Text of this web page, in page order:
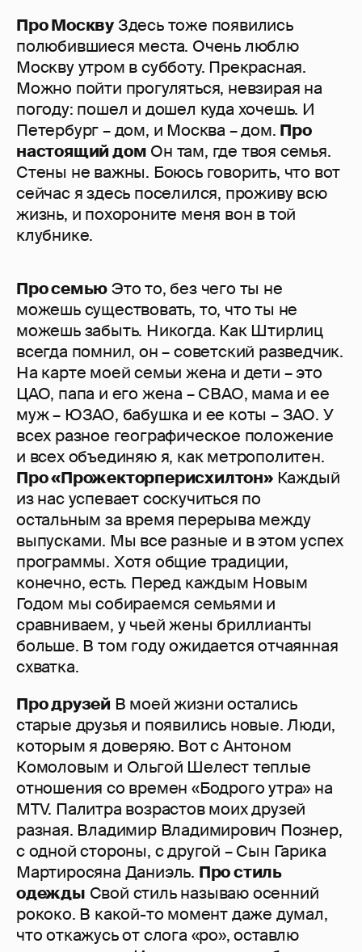
Про Москву Здесь тоже появились
полюбившиеся места. Очень люблю
Москву утром в субботу. Прекрасная.
Можно пойти прогуляться, невзирая на
погоду: пошел и дошел куда хочешь. И
Петербург – дом, и Москва – дом. Про
настоящий дом Он там, где твоя семья.
Стены не важны. Боюсь говорить, что вот
сейчас я здесь поселился, проживу всю
жизнь, и похороните меня вон в той
клубнике.
Про семьюЭто то, без чего ты не
можешь существовать, то, что ты не
можешь забыть. Никогда. Как Штирлиц
всегда помнил, он – советский разведчик.
На карте моей семьи жена и дети – это
ЦАО, папа и его жена – СВАО, мама и ее
муж – ЮЗАО, бабушка и ее коты – ЗАО. У
всех разное географическое положение
и всех объединяю я, как метрополитен.
Про «Прожекторперисхилтон»Каждый
из нас успевает соскучиться по
остальным за время перерыва между
выпусками. Мы все разные и в этом успех
программы. Хотя общие традиции,
конечно, есть. Перед каждым Новым
Годом мы собираемся семьями и
сравниваем, у чьей жены бриллианты
больше. В том году ожидается отчаянная
схватка.
Про друзей В моей жизни остались
старые друзья и появились новые. Люди,
которым я доверяю. Вот с Антоном
Комоловым и Ольгой Шелест теплые
отношения со времен «Бодрого утра» на
MTV. Палитра возрастов моих друзей
разная. Владимир Владимирович Познер,
с одной стороны, с другой – Сын Гарика
Мартиросяна Даниэль. Про стиль
одежды Свой стиль называю осенний
рококо. В какой-то момент даже думал,
что откажусь от слога «ро», оставлю